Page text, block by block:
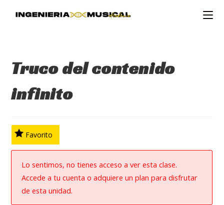
Truco del contenido
infinito
Favorito
Lo sentimos, no tienes acceso a ver esta clase.
Accede a tu cuenta o adquiere un plan para disfrutar
de esta unidad.